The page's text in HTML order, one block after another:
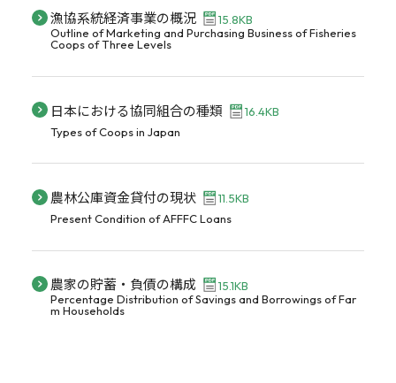
漁協系統経済事業の概況
15.8KB
Outline of Marketing and Purchasing Business of Fisheries
Coops of Three Levels
日本における協同組合の種類
16.4KB
Types of Coops in Japan
農林公庫資金貸付の現状
11.5KB
Present Condition of AFFFC Loans
農家の貯蓄・負債の構成
15.1KB
Percentage Distribution of Savings and Borrowings of Far
m Households